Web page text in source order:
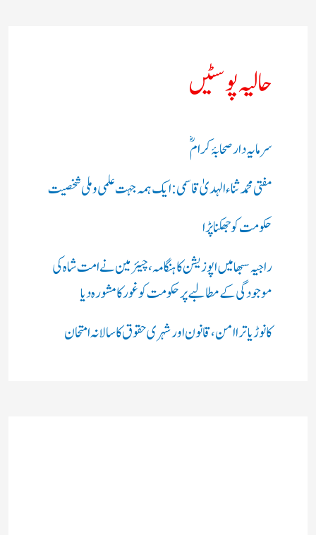
حالیہ پوسٹیں
سرمایہ دار صحابۂ کرامؓ
مفتی محمد ثناء الہدیٰ قاسمی: ایک ہمہ جہت علمی و ملی شخصیت
حکومت کو جھکنا پڑا
راجیہ سبھا میں اپوزیشن کا ہنگامہ، چیئرمین نے امت شاہ کی
موجودگی کے مطالبے پر حکومت کو غور کا مشورہ دیا
کانوڑ یاترا امن،قانون اور شہری حقوق کا سالانہ امتحان